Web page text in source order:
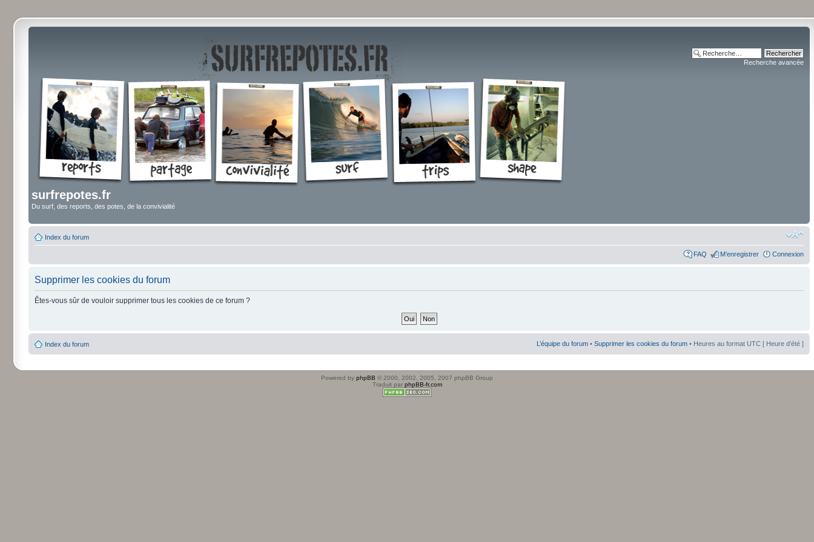
surfrepotes.fr
Du surf, des reports, des potes, de la convivialité
Recherche avancée
Index du forum
FAQ M’enregistrer Connexion
Supprimer les cookies du forum
Êtes-vous sûr de vouloir supprimer tous les cookies de ce forum ?
Index du forum L’équipe du forum • Supprimer les cookies du forum • Heures au format UTC [ Heure d’été ]
Powered by phpBB © 2000, 2002, 2005, 2007 phpBB Group
Traduit par phpBB-fr.com